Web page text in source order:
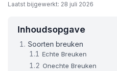
Laatst bijgewerkt: 28 juli 2026
Inhoudsopgave
Soorten breuken
Echte Breuken
Onechte Breuken